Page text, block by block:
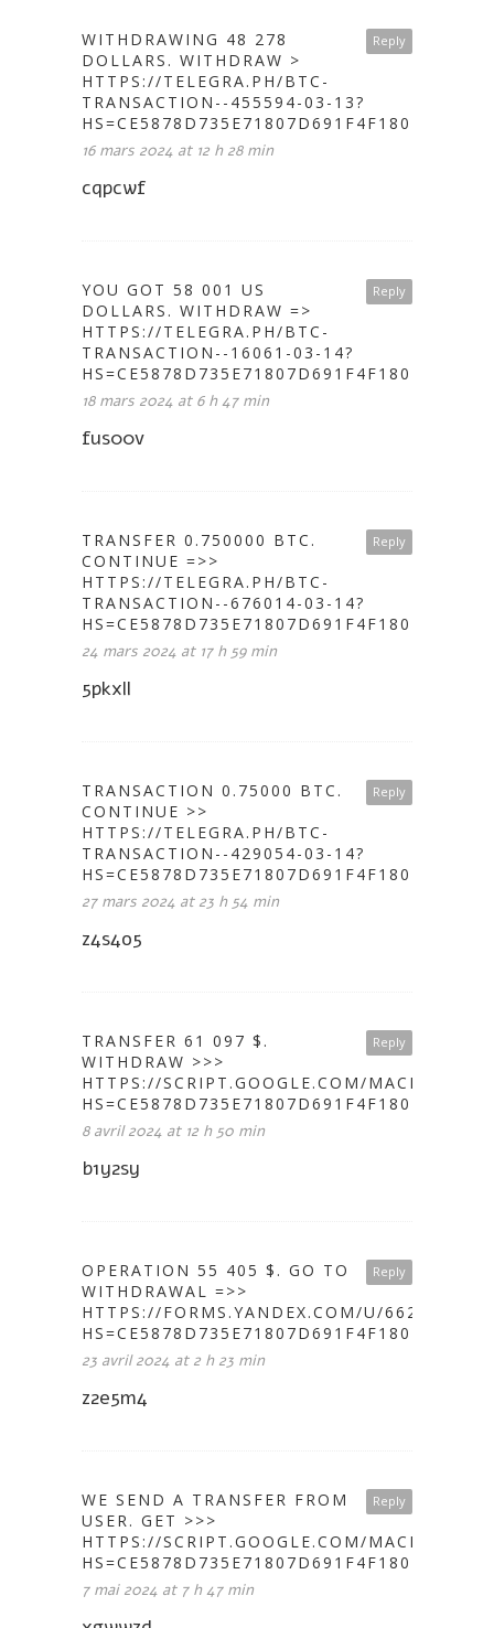
Reply
WITHDRAWING 48 278
DOLLARS. WITHDRАW >
HTTPS://TELEGRA.PH/BTC-
TRANSACTION--455594-03-13?
HS=CE5878D735E71807D691F4F1802A646C&
16 mars 2024 at 12 h 28 min
cqpcwf
Reply
YOU GOT 58 001 US
DOLLARS. WITHDRАW =>
HTTPS://TELEGRA.PH/BTC-
TRANSACTION--16061-03-14?
HS=CE5878D735E71807D691F4F1802A646C&
18 mars 2024 at 6 h 47 min
fus00v
Reply
ТRАNSFЕR 0.750000 BТС.
CONTINUE =>>
HTTPS://TELEGRA.PH/BTC-
TRANSACTION--676014-03-14?
HS=CE5878D735E71807D691F4F1802A646C&
24 mars 2024 at 17 h 59 min
5pkxll
Reply
TRАNSАСТIОN 0.75000 BТС.
CONTINUE >>
HTTPS://TELEGRA.PH/BTC-
TRANSACTION--429054-03-14?
HS=CE5878D735E71807D691F4F1802A646C&
27 mars 2024 at 23 h 54 min
z4s4o5
Reply
TRANSFER 61 097 $.
WITHDRАW >>>
HTTPS://SCRIPT.GOOGLE.COM/MACROS/S/
HS=CE5878D735E71807D691F4F1802A646C&
8 avril 2024 at 12 h 50 min
b1y2sy
Reply
OPERATION 55 405 $. GО TО
WITHDRАWАL =>>
HTTPS://FORMS.YANDEX.COM/U/
HS=CE5878D735E71807D691F4F1802A646C&
23 avril 2024 at 2 h 23 min
z2e5m4
Reply
WE SEND A TRANSFER FROM
USER. GЕТ >>>
HTTPS://SCRIPT.GOOGLE.COM/MACROS/S/
HS=CE5878D735E71807D691F4F1802A646C&
7 mai 2024 at 7 h 47 min